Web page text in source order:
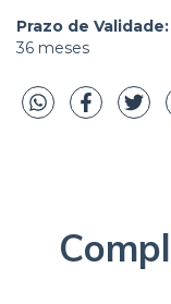
Prazo de Validade:
36 meses